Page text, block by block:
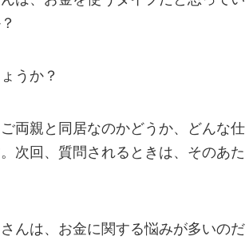
うか？
両親と同居なのかどうか、どんな仕
次回、質問されるときは、そのあた
んは、お金に関する悩みが多いのだ